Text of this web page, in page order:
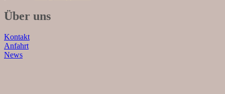
Über uns
Kontakt
Anfahrt
News